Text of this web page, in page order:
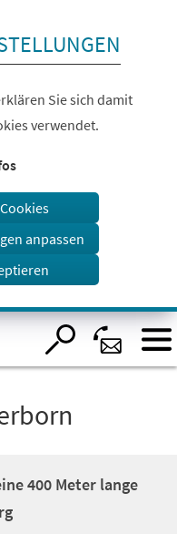
Sie sich damit
verwendet.
anpassen
400 Meter lange